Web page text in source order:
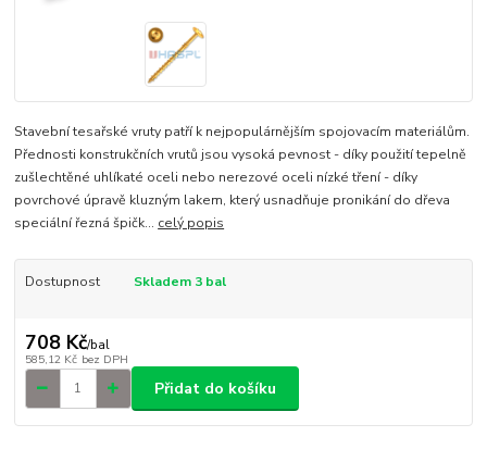
Stavební tesařské vruty patří k nejpopulárnějším spojovacím materiálům.
Přednosti konstrukčních vrutů jsou vysoká pevnost - díky použití tepelně
zušlechtěné uhlíkaté oceli nebo nerezové oceli nízké tření - díky
povrchové úpravě kluzným lakem, který usnadňuje pronikání do dřeva
speciální řezná špičk... celý popis
Dostupnost Skladem 3 bal
708 Kč/bal
585,12 Kč bez DPH
Přidat do košíku